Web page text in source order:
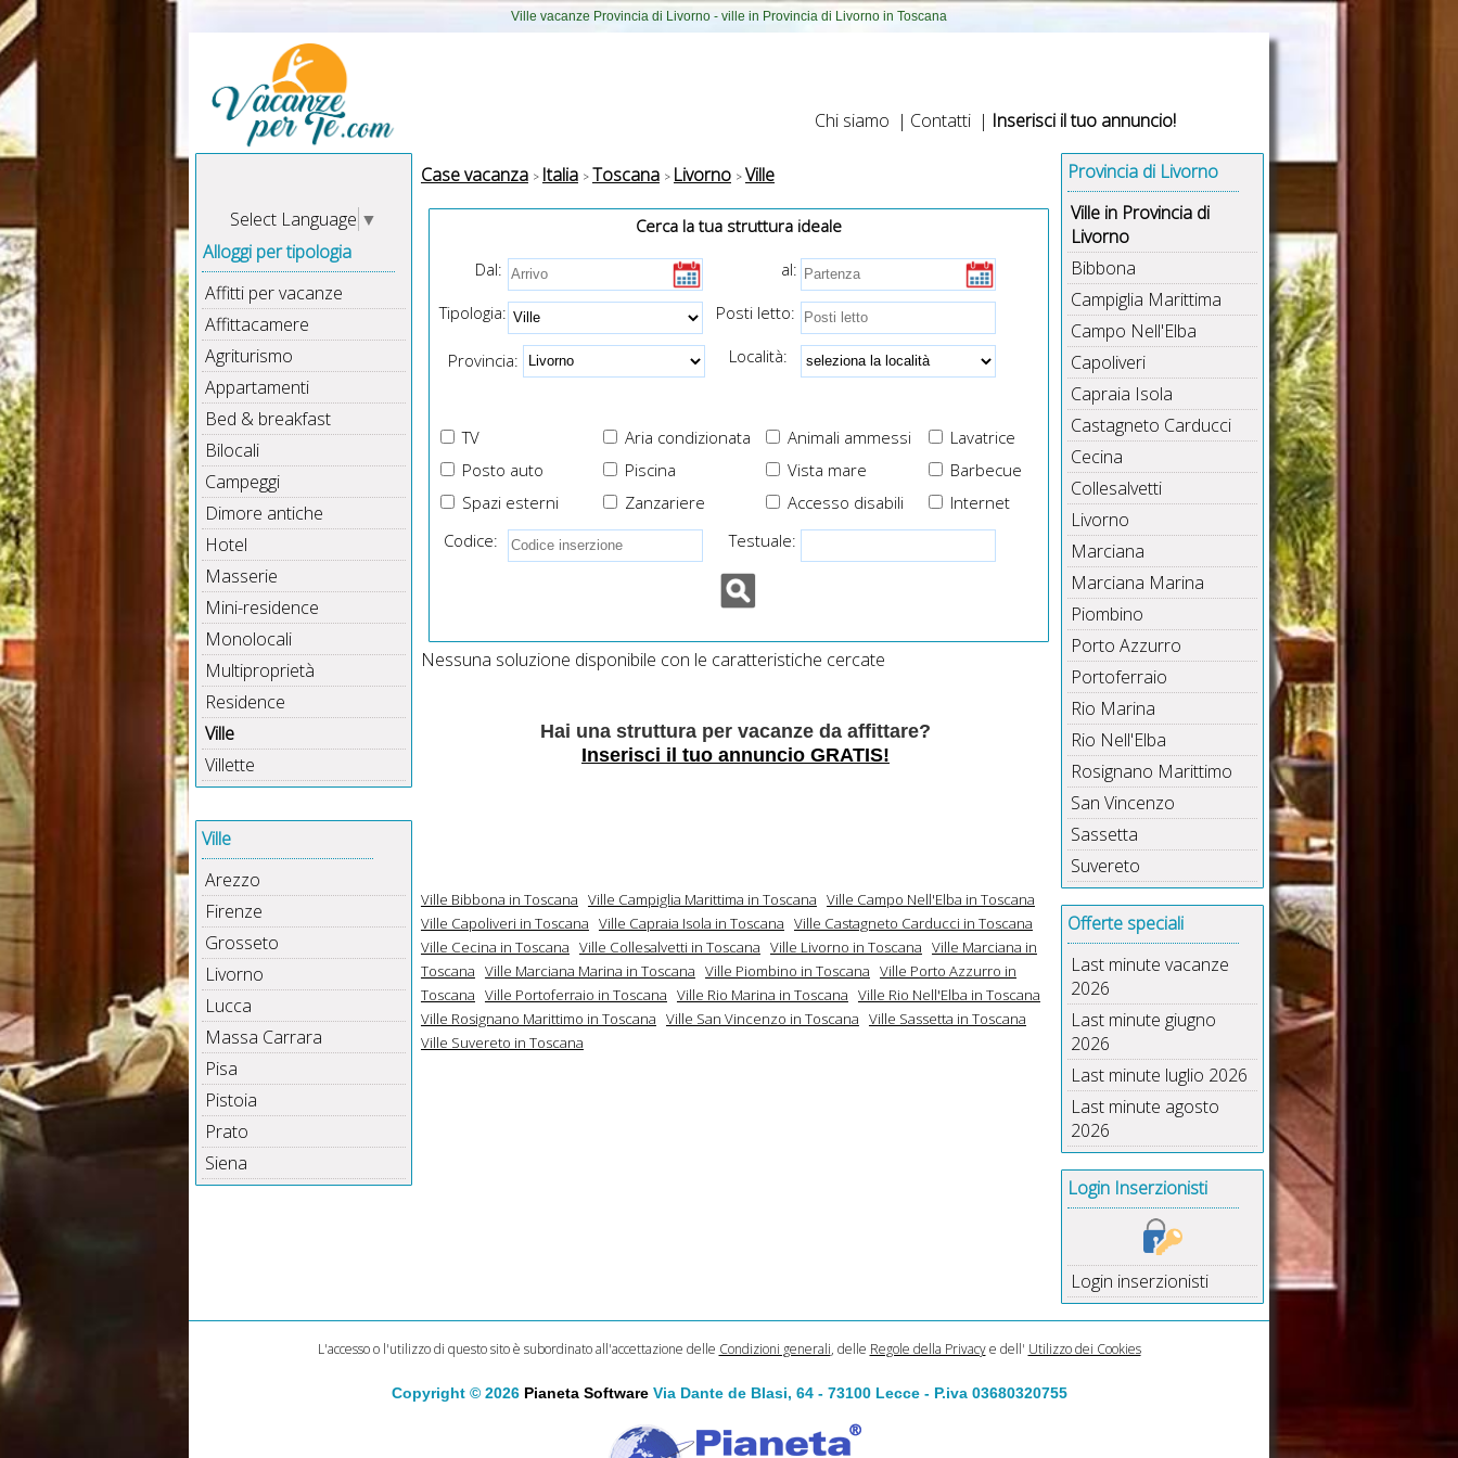
Ville vacanze Provincia di Livorno - ville in Provincia di Livorno in Toscana
Chi siamo | Contatti | Inserisci il tuo annuncio!
Select Language ▼
Alloggi per tipologia
Affitti per vacanze
Affittacamere
Agriturismo
Appartamenti
Bed & breakfast
Bilocali
Campeggi
Dimore antiche
Hotel
Masserie
Mini-residence
Monolocali
Multiproprietà
Residence
Ville
Villette
Ville
Arezzo
Firenze
Grosseto
Livorno
Lucca
Massa Carrara
Pisa
Pistoia
Prato
Siena
Case vacanza Italia Toscana Livorno Ville
Cerca la tua struttura ideale
Dal:
al:
Tipologia:
Posti letto:
Provincia: Località:
TV Aria condizionata Animali ammessi
Lavatrice
Posto auto
Piscina Vista mare
Barbecue
Spazi esterni
Zanzariere Internet
Accesso disabili
Codice:
Testuale:
Nessuna soluzione disponibile con le caratteristiche cercate
Hai una struttura per vacanze da affittare?
Inserisci il tuo annuncio GRATIS!
Ville Bibbona in Toscana Ville Campiglia Marittima in Toscana Ville Campo Nell'Elba in Toscana
Ville Capoliveri in Toscana Ville Capraia Isola in Toscana Ville Castagneto Carducci in Toscana
Ville Cecina in Toscana Ville Collesalvetti in Toscana Ville Livorno in Toscana Ville Marciana in
Toscana Ville Marciana Marina in Toscana Ville Piombino in Toscana Ville Porto Azzurro in
Toscana Ville Portoferraio in Toscana Ville Rio Marina in Toscana Ville Rio Nell'Elba in Toscana
Ville Rosignano Marittimo in Toscana Ville San Vincenzo in Toscana Ville Sassetta in Toscana
Ville Suvereto in Toscana
Provincia di Livorno
Ville in Provincia di
Livorno
Bibbona
Campiglia Marittima
Campo Nell'Elba
Capoliveri
Capraia Isola
Castagneto Carducci
Cecina
Collesalvetti
Livorno
Marciana
Marciana Marina
Piombino
Porto Azzurro
Portoferraio
Rio Marina
Rio Nell'Elba
Rosignano Marittimo
San Vincenzo
Sassetta
Suvereto
Offerte speciali
Last minute vacanze
2026
Last minute giugno
2026
Last minute luglio 2026
Last minute agosto
2026
Login Inserzionisti
Login inserzionisti
L'accesso o l'utilizzo di questo sito è subordinato all'accettazione delle Condizioni generali, delle Regole della Privacye dell' Utilizzo dei Cookies
Copyright © 2026 Pianeta SoftwareVia Dante de Blasi, 64 - 73100 Lecce - P.iva 03680320755